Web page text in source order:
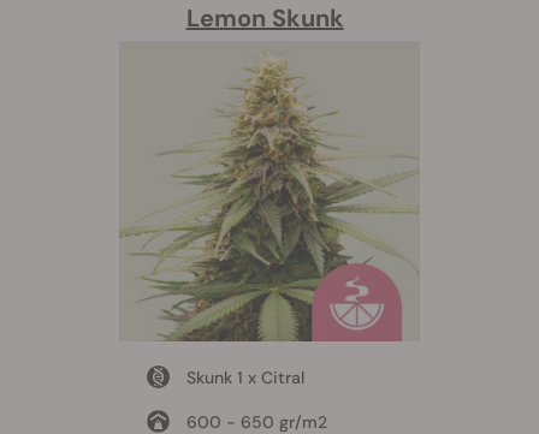
Lemon Skunk
Skunk 1 x Citral
600 - 650 gr/m2